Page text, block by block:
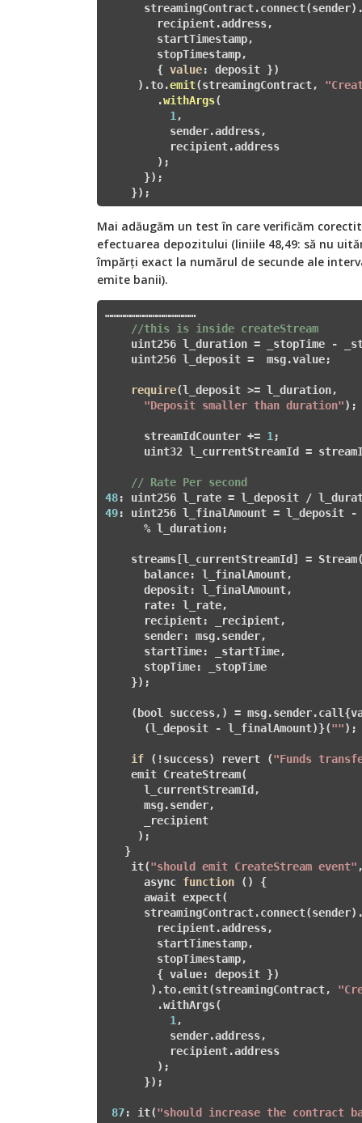
      streamingContract.connect(sender)
        recipient.address,
        startTimestamp,
        stopTimestamp,
        {
value: deposit })
     ).to.
emit(streamingContract,
        .
withArgs(
1 ,
          sender.address,
          recipient.address
        )
;
      });
    });
Mai adăugăm un test în care verificăm
efectuarea depozitului (liniile 48,49: să nu
împărți exact la numărul de secunde ale
emite banii).
……………………………………
//this is inside createStream
uint256 l_duration = _stopTime -
    uint256 l_deposit =  msg.value;
require(l_deposit >= l_duration,
"Deposit smaller than duration");
      streamIdCounter +=
1 ;
uint32 l_currentStreamId =
// Rate Per second
48
49: uint256 l_finalAmount = l_deposit
      % l_duration;
streams[l_currentStreamId] =
      balance: l_finalAmount,
      deposit: l_finalAmount,
      rate: l_rate,
      recipient: _recipient,
      sender: msg.sender,
      startTime: _startTime,
      stopTime: _stopTime
    });
(bool success,) =
      (l_deposit - l_finalAmount)}(
"");
if (!success) revert ("Funds
    emit CreateStream(
      l_currentStreamId,
      msg.sender,
      _recipient
     );
   }
    it(
"should emit CreateStream event"
      async
function ()
{
      await expect(
        recipient.address,
        startTimestamp,
        stopTimestamp,
        { value: deposit })
       ).to.emit(streamingContract,
        .withArgs(
1 ,
          sender.address,
          recipient.address
        );
      });
87: it("should increase the contract